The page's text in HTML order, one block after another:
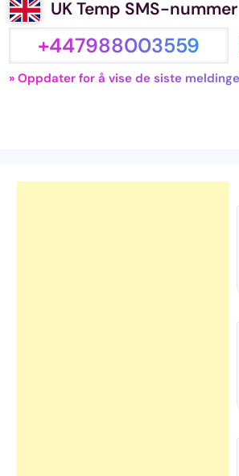
UK Temp SMS-nummer
+447988003559
» Oppdater for å vise de siste